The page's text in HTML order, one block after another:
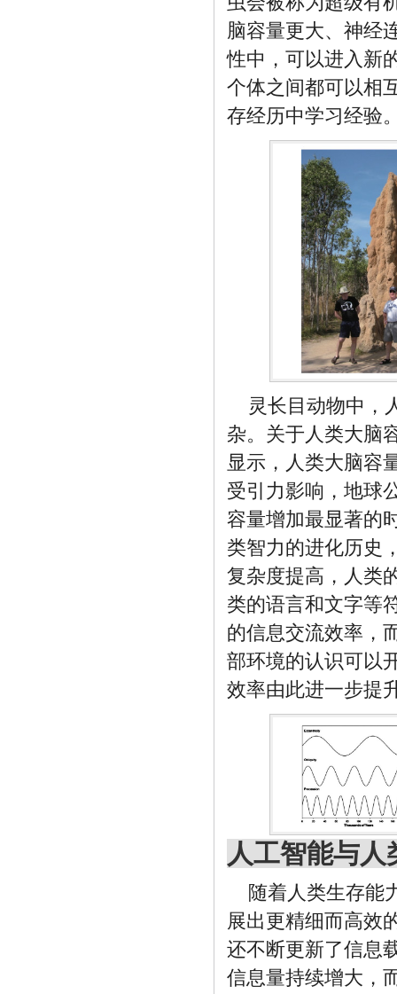
脑容量更大、神经
性中，可以进入新
个体之间都可以相
存经历中学习经验
灵长目动物中，
杂。关于人类大脑
显示，人类大脑容
受引力影响，地球
容量增加最显著的
类智力的进化历史
复杂度提高，人类
类的语言和文字等
的信息交流效率，
部环境的认识可以
效率由此进一步提
人工智能与人
随着人类生存能
展出更精细而高效
还不断更新了信息
信息量持续增大，